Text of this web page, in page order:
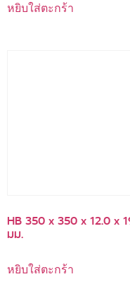
หยิบใส่ตะกร้า
HB 350 x 350 x 12.0 x
มม.
หยิบใส่ตะกร้า